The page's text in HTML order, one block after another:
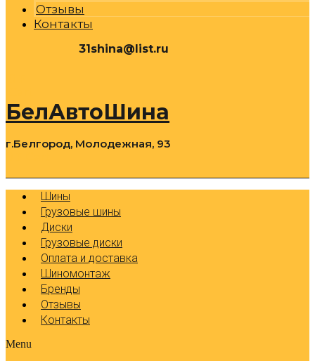
Отзывы
Контакты
31shina@list.ru
БелАвтоШина
г.Белгород, Молодежная, 93
Шины
Грузовые шины
Диски
Грузовые диски
Оплата и доставка
Шиномонтаж
Бренды
Отзывы
Контакты
Menu